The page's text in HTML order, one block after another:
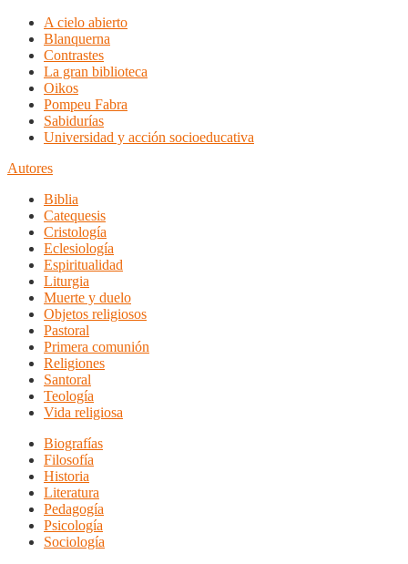
A cielo abierto
Blanquerna
Contrastes
La gran biblioteca
Oikos
Pompeu Fabra
Sabidurías
Universidad y acción socioeducativa
Autores
Biblia
Catequesis
Cristología
Eclesiología
Espiritualidad
Liturgia
Muerte y duelo
Objetos religiosos
Pastoral
Primera comunión
Religiones
Santoral
Teología
Vida religiosa
Biografías
Filosofía
Historia
Literatura
Pedagogía
Psicología
Sociología